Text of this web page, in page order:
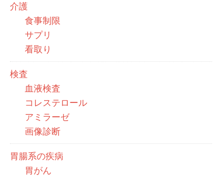
介護
食事制限
サプリ
看取り
検査
血液検査
コレステロール
アミラーゼ
画像診断
胃腸系の疾病
胃がん